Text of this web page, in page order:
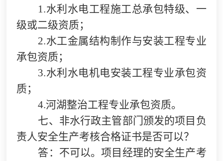
1.水利水电工程施工总承包特级、一
级或二级资质；
2.水工金属结构制作与安装工程专业
承包资质；
3.水利水电机电安装工程专业承包资
质；
4.河湖整治工程专业承包资质。
七、非水行政主管部门颁发的项目负
责人安全生产考核合格证书是否可以？
答：不可以。项目经理的安全生产考